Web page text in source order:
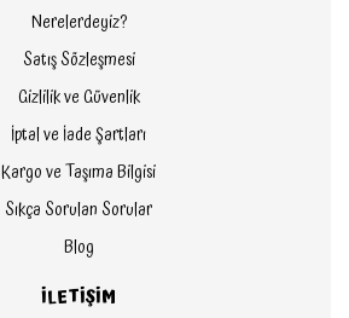
Nerelerdeyiz?
Satış Sözleşmesi
Gizlilik ve Güvenlik
İptal ve İade Şartları
Kargo ve Taşıma Bilgisi
Sıkça Sorulan Sorular
Blog
İLETİŞİM